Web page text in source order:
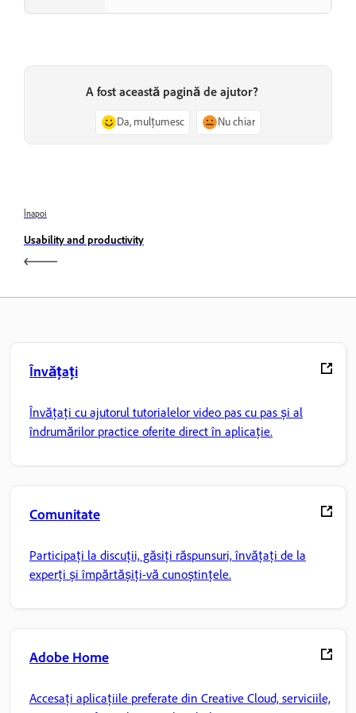
A fost această pagină de ajutor?
Da, mulțumesc Nu chiar
Înapoi
Usability and productivity
Învățați
Învățați cu ajutorul tutorialelor video pas cu pas și al
îndrumărilor practice oferite direct în aplicație.
Comunitate
Participați la discuții, găsiți răspunsuri, învățați de la
experți și împărtășiți-vă cunoștințele.
Adobe Home
Accesați aplicațiile preferate din Creative Cloud, serviciile,